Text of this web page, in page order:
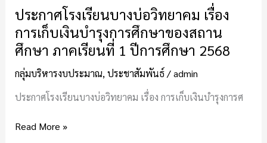
ประกาศโรงเรียนบางบ่อวิทยาคม เรื่อง
การเก็บเงินบำรุงการศึกษาของสถาน
ศึกษา ภาคเรียนที่ 1 ปีการศึกษา 2568
กลุ่มบริหารงบประมาณ, ประชาสัมพันธ์/admin
ประกาศโรงเรียนบางบ่อวิทยาคม เรื่อง การเก็บเงินบำรุงการศ
ของ
สถาน
ศึกษา
ภาค
เรียน
ที่
1
การ
Read More »